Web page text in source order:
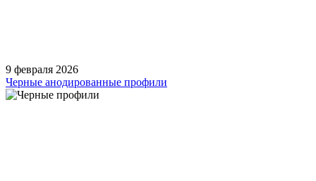
9 февраля 2026
Черные анодированные профили